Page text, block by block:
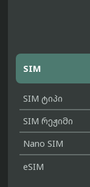
SIM
SIM ტიპი
SIM რეჟიმი
Nano SIM
eSIM